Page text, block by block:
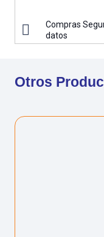
Compras
datos
Otros